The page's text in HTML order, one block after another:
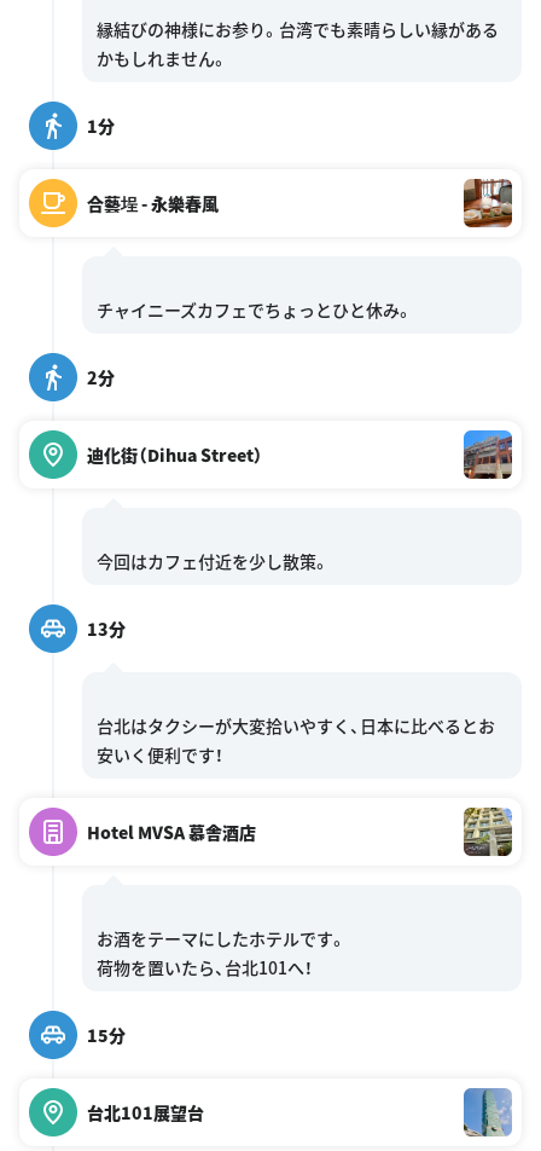
縁結びの神様にお参り。台湾でも素晴らしい縁がある
1分
合藝埕 - 永樂春風
2分
迪化街（Dihua Street）
13分
台北はタクシーが大変拾いやすく、日本に比べるとお
Hotel MVSA 慕舎酒店
お酒をテーマにしたホテルです。
15分
台北101展望台